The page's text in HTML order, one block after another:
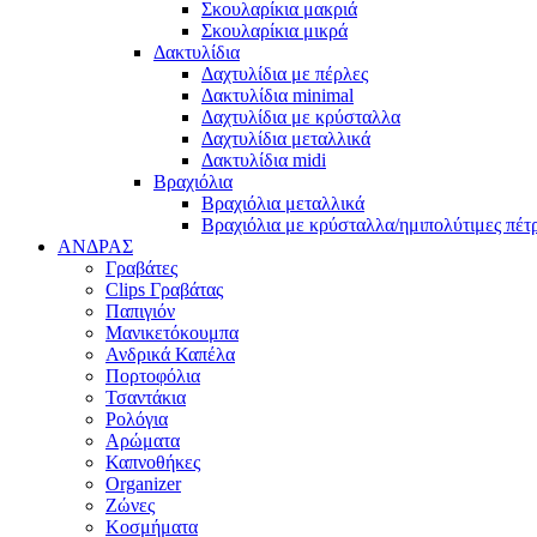
Σκουλαρίκια μακριά
Σκουλαρίκια μικρά
Δακτυλίδια
Δαχτυλίδια με πέρλες
Δακτυλίδια minimal
Δαχτυλίδια με κρύσταλλα
Δαχτυλίδια μεταλλικά
Δακτυλίδια midi
Βραχιόλια
Βραχιόλια μεταλλικά
Βραχιόλια με κρύσταλλα/ημιπολύτιμες
ΑΝΔΡΑΣ
Γραβάτες
Clips Γραβάτας
Παπιγιόν
Μανικετόκουμπα
Ανδρικά Καπέλα
Πορτοφόλια
Τσαντάκια
Ρολόγια
Αρώματα
Καπνοθήκες
Organizer
Ζώνες
Κοσμήματα